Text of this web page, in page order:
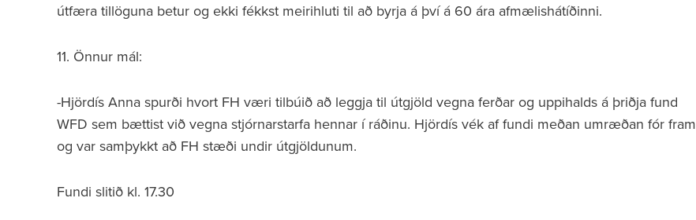
útfæra tillöguna betur og ekki fékkst meirihluti til að byrja á því á 60 ára afmælishátíðinni.
11. Önnur mál:
-Hjördís Anna spurði hvort FH væri tilbúið að leggja til útgjöld vegna ferðar og uppihalds á þriðja fund
WFD sem bættist við vegna stjórnarstarfa hennar í ráðinu. Hjördís vék af fundi meðan umræðan fór fram
og var samþykkt að FH stæði undir útgjöldunum.
Fundi slitið kl. 17.30